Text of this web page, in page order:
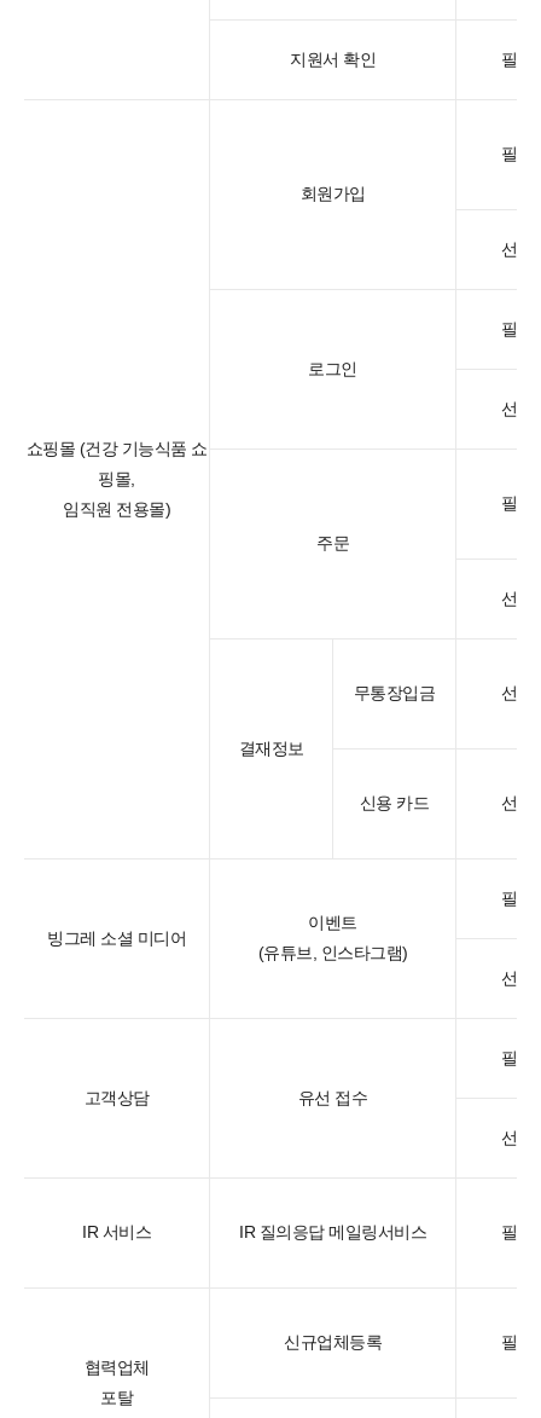
지원서 확인 필수
쇼핑몰 (건강 기능식품 쇼
핑몰,
임직원 전용몰)
회원가입
필수
선택
로그인
필수
선택
주문
필수
선택
결재정보
무통장입금 선택
신용 카드 선택
빙그레 소셜 미디어
이벤트
(유튜브, 인스타그램)
필수
선택
고객상담 유선 접수
필수
선택
IR 서비스 IR 질의응답 메일링서비스 필수
협력업체
포탈
신규업체등록 필수